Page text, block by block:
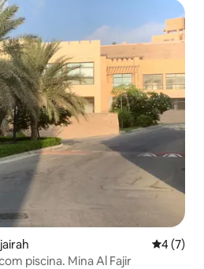
4 (7)
piscina. Mina Al Fajir